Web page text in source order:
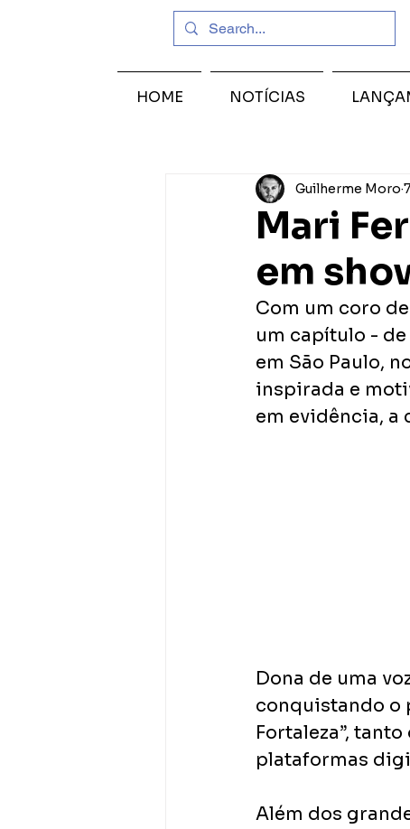
Mari
em
Guilherme Moro
Com um coro
um capítulo -
em São Paulo,
inspirada e
em evidência, a
Dona de uma
conquistando o
Fortaleza”,
plataformas
Além dos
HOME NOTÍCIAS